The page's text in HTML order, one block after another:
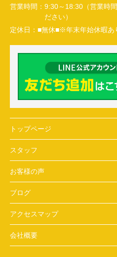
営業時間： 9:30～18:30（営業時
ださい）
定休日： ■無休■※年末年始休暇あ
トップページ
スタッフ
お客様の声
ブログ
アクセスマップ
会社概要